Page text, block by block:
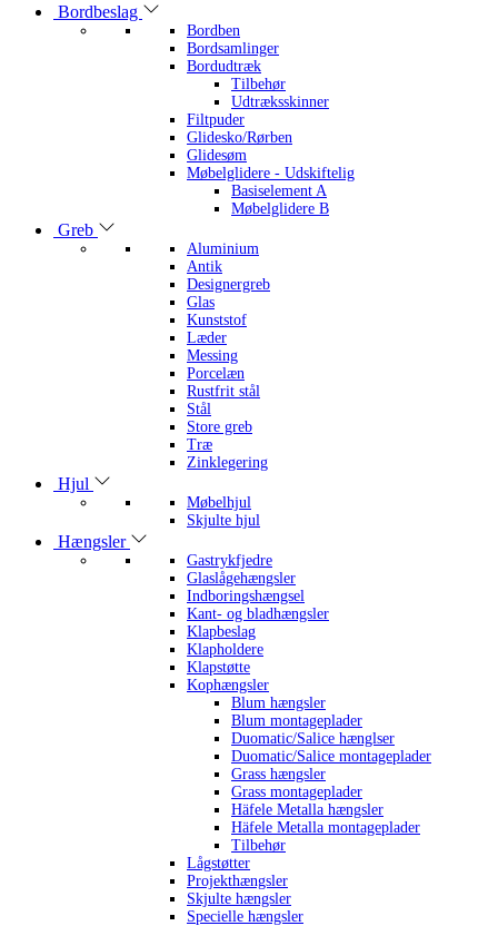
Bordbeslag
Bordben
Bordsamlinger
Bordudtræk
Tilbehør
Udtræksskinner
Filtpuder
Glidesko/Rørben
Glidesøm
Møbelglidere - Udskiftelig
Basiselement A
Møbelglidere B
Greb
Aluminium
Antik
Designergreb
Glas
Kunststof
Læder
Messing
Porcelæn
Rustfrit stål
Stål
Store greb
Træ
Zinklegering
Hjul
Møbelhjul
Skjulte hjul
Hængsler
Gastrykfjedre
Glaslågehængsler
Indboringshængsel
Kant- og bladhængsler
Klapbeslag
Klapholdere
Klapstøtte
Kophængsler
Blum hængsler
Blum montageplader
Duomatic/Salice hænglser
Duomatic/Salice montageplader
Grass hængsler
Grass montageplader
Häfele Metalla hængsler
Häfele Metalla montageplader
Tilbehør
Lågstøtter
Projekthængsler
Skjulte hængsler
Specielle hængsler